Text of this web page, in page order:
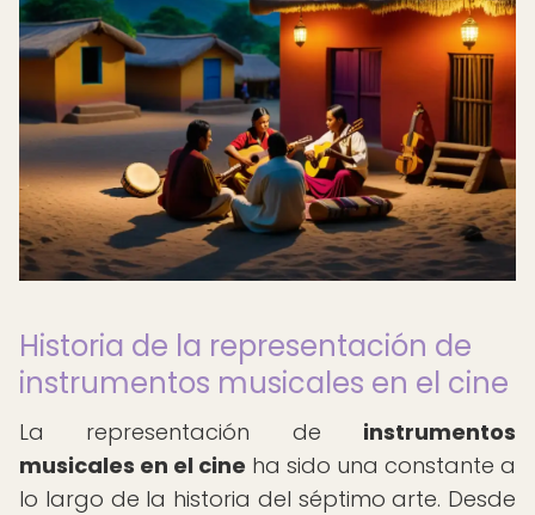
Historia de la representación de
instrumentos musicales en el cine
La representación de instrumentos
musicales en el cine ha sido una constante a
lo largo de la historia del séptimo arte. Desde